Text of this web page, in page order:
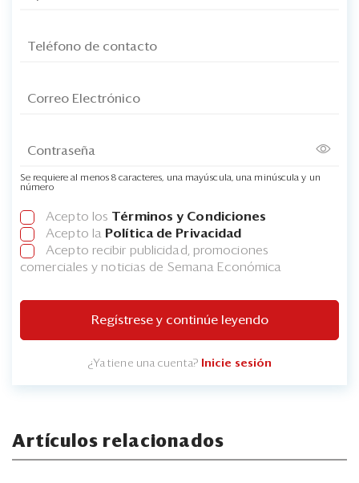
Se requiere al menos 8 caracteres, una mayúscula, una minúscula y un
número
Acepto los Términos y Condiciones
Acepto la Política de Privacidad
Acepto recibir publicidad, promociones
comerciales y noticias de Semana Económica
Regístrese y continúe leyendo
¿Ya tiene una cuenta? Inicie sesión
Artículos relacionados